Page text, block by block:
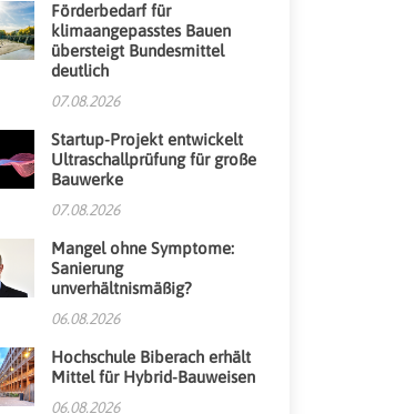
Förderbedarf für
klimaangepasstes Bauen
übersteigt Bundesmittel
deutlich
07.08.2026
Startup-Projekt entwickelt
Ultraschallprüfung für große
Bauwerke
07.08.2026
Mangel ohne Symptome:
Sanierung
unverhältnismäßig?
06.08.2026
Hochschule Biberach erhält
Mittel für Hybrid-Bauweisen
06.08.2026